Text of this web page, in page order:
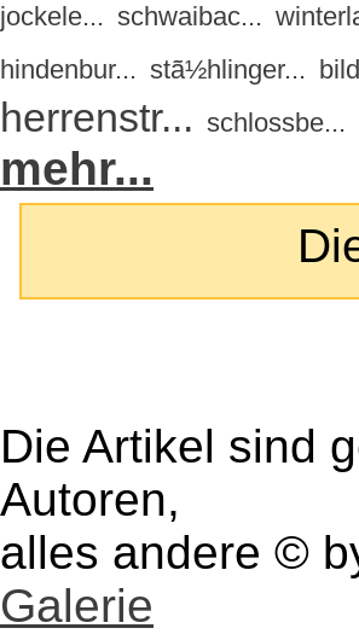
jockele... schwaibac...
hindenbur... stã½hlinger...
herrenstr... schlossbe...
mehr...
Die Artikel sind
Autoren,
alles andere ©
Galerie